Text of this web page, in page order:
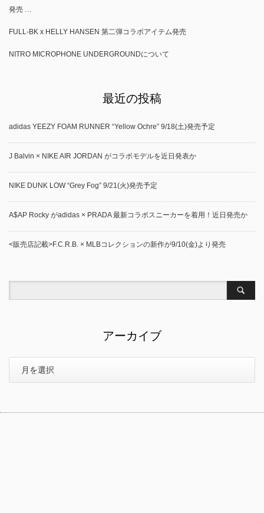
発売 …
FULL-BK x HELLY HANSEN 第二弾コラボアイテム発売
NITRO MICROPHONE UNDERGROUNDについて
最近の投稿
adidas YEEZY FOAM RUNNER “Yellow Ochre” 9/18(土)発売予定
J Balvin × NIKE AIR JORDAN がコラボモデルを近日発表か
NIKE DUNK LOW “Grey Fog” 9/21(火)発売予定
A$AP Rocky がadidas × PRADA 最新コラボスニーカーを着用！近日発売か
<販売店記載>F.C.R.B. × MLBコレクションの新作が9/10(金)より発売
アーカイブ